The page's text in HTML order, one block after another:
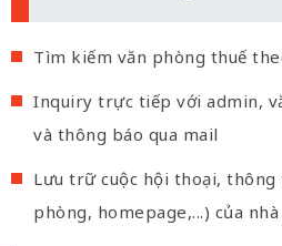
Tìm kiếm văn phòng thuế
Inquiry trực tiếp với admin,
và thông báo qua mail
Lưu trữ cuộc hội thoại, thông
phòng, homepage,...) của